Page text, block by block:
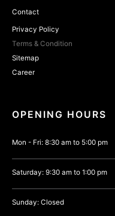
Contact
Privacy Policy
Terms & Condition
Sitemap
Career
OPENING HOURS
Mon - Fri: 8:30 am to 5:00 pm
Saturday: 9:30 am to 1:00 pm
Sunday: Closed